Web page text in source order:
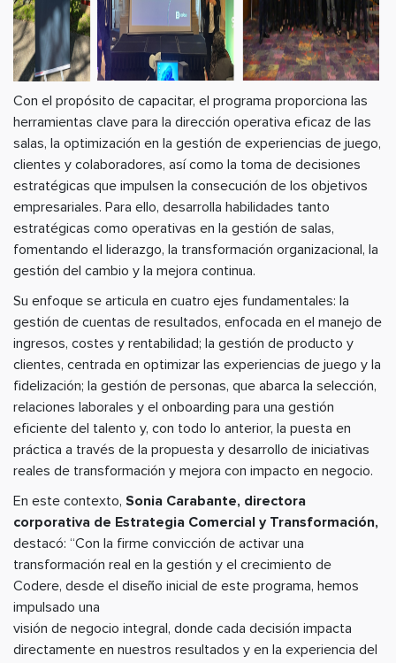
Con el propósito de capacitar, el programa proporciona las
herramientas clave para la dirección operativa eficaz de las
salas, la optimización en la gestión de experiencias de juego,
clientes y colaboradores, así como la toma de decisiones
estratégicas que impulsen la consecución de los objetivos
empresariales. Para ello, desarrolla habilidades tanto
estratégicas como operativas en la gestión de salas,
fomentando el liderazgo, la transformación organizacional, la
gestión del cambio y la mejora continua.
Su enfoque se articula en cuatro ejes fundamentales: la
gestión de cuentas de resultados, enfocada en el manejo de
ingresos, costes y rentabilidad; la gestión de producto y
clientes, centrada en optimizar las experiencias de juego y la
fidelización; la gestión de personas, que abarca la selección,
relaciones laborales y el onboarding para una gestión
eficiente del talento y, con todo lo anterior, la puesta en
práctica a través de la propuesta y desarrollo de iniciativas
reales de transformación y mejora con impacto en negocio.
En este contexto, Sonia Carabante, directora
corporativa de Estrategia Comercial y Transformación,
destacó: “Con la firme convicción de activar una
transformación real en la gestión y el crecimiento de
Codere, desde el diseño inicial de este programa, hemos
impulsado una
visión de negocio integral, donde cada decisión impacta
directamente en nuestros resultados y en la experiencia del